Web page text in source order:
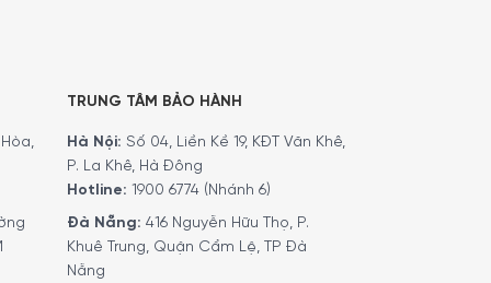
còn được mệnh danh là “ Cây olive 4 chân
lên đến 60-80% và chứa nhiều chất chống
TRUNG TÂM BẢO HÀNH
Hà Nội: Số 04, Liền Kề 19, KĐT Văn Khê,
P. La Khê, Hà Đông
Hotline: 1900 6774 (Nhánh 6)
Đà Nẵng: 416 Nguyễn Hữu Thọ, P.
Khuê Trung, Quận Cẩm Lệ, TP Đà
Nẵng